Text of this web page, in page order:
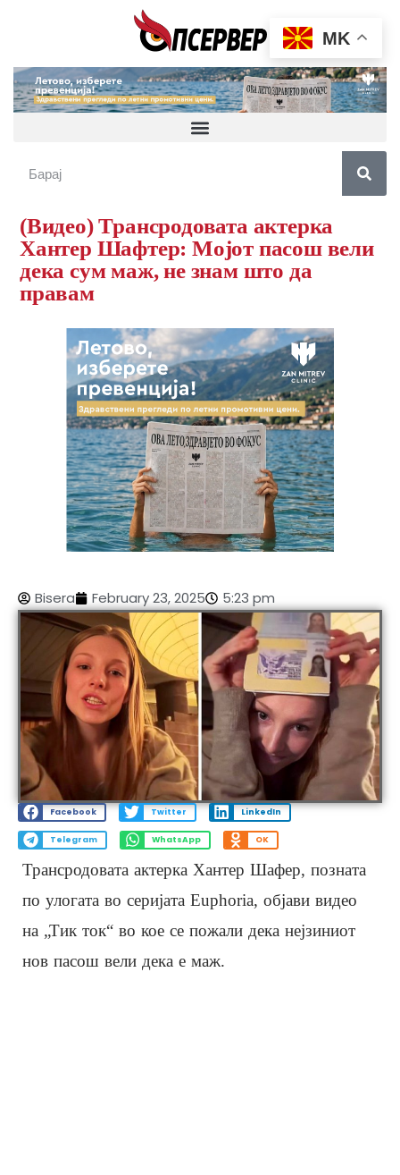
(Видео) Трансродовата актерка
Хантер Шафтер: Мојот пасош вели
дека сум маж, не знам што да
правам
Bisera February 23, 2025 5:23 pm
Facebook Twitter LinkedIn
Telegram WhatsApp OK
Трансродовата актерка Хантер Шафер, позната
по улогата во серијата Euphoria, објави видео
на „Тик ток“ во кое се пожали дека нејзиниот
нов пасош вели дека е маж.
MK